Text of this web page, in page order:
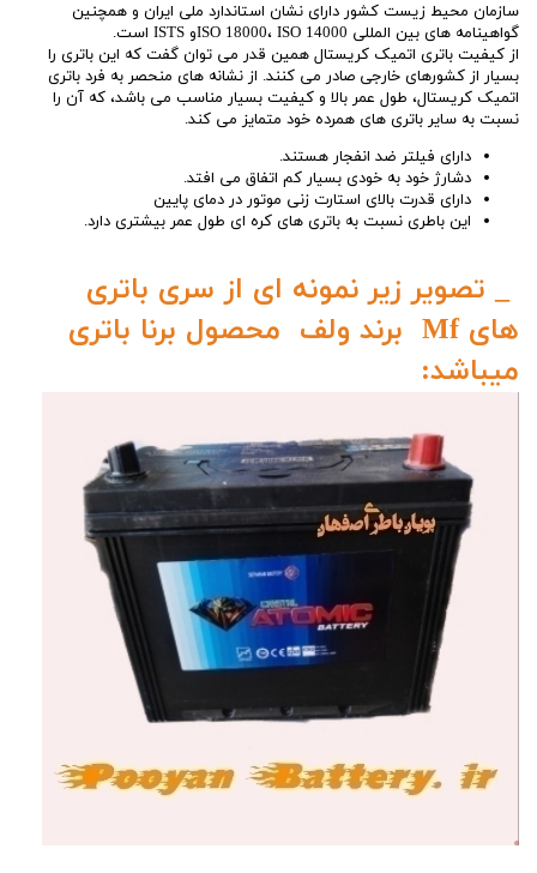
سازمان محیط زیست کشور دارای نشان استاندارد ملی ایران و همچنین
گواهینامه های بین المللی ISO 18000، ISO 14000و ISTS است.
از کیفیت باتری اتمیک کریستال همین قدر می توان گفت که این باتری را
بسیار از کشورهای خارجی صادر می کنند. از نشانه های منحصر به فرد باتری
اتمیک کریستال، طول عمر بالا و کیفیت بسیار مناسب می باشد، که آن را
نسبت به سایر باتری های همرده خود متمایز می کند.
دارای فیلتر ضد انفجار هستند.
دشارژ خود به خودی بسیار کم اتفاق می افتد.
دارای قدرت بالای استارت زنی موتور در دمای پایین
این باطری نسبت به باتری های کره ای طول عمر بیشتری دارد.
_ تصویر زیر نمونه ای از سری باتری
های Mf برند ولف محصول برنا باتری
میباشد: